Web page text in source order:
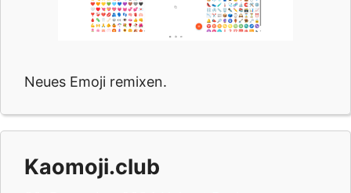
Neues Emoji remixen.
Kaomoji.club